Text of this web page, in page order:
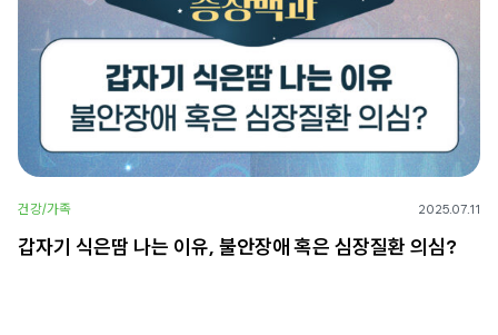
건강/가족 2025.07.11
갑자기 식은땀 나는 이유, 불안장애 혹은 심장질환 의심?